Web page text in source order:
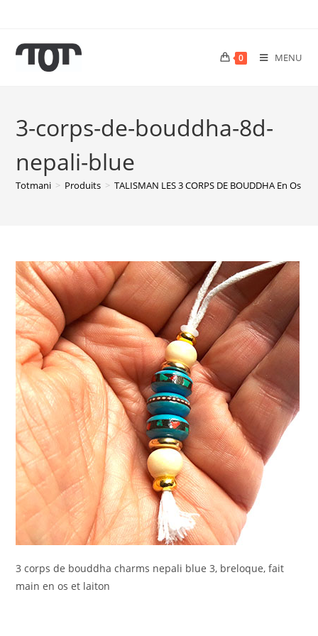
0 MENU
3-corps-de-bouddha-8d-
nepali-blue
Totmani > Produits > TALISMAN LES 3 CORPS DE BOUDDHA En Os
3 corps de bouddha charms nepali blue 3, breloque, fait
main en os et laiton